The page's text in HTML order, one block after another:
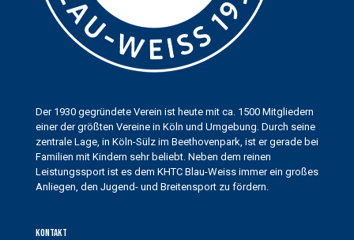
Der 1930 gegründete Verein ist heute mit ca. 1500 Mitgliedern
einer der größten Vereine in Köln und Umgebung. Durch seine
zentrale Lage, in Köln-Sülz im Beethovenpark, ist er gerade bei
Familien mit Kindern sehr beliebt. Neben dem reinen
Leistungssport ist es dem KHTC Blau-Weiss immer ein großes
Anliegen, den Jugend- und Breitensport zu fördern.
Kontakt